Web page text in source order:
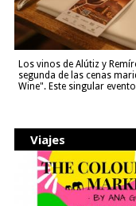
Los vinos de Alútiz y
segunda de las cenas
Wine". Este singular
Viajes